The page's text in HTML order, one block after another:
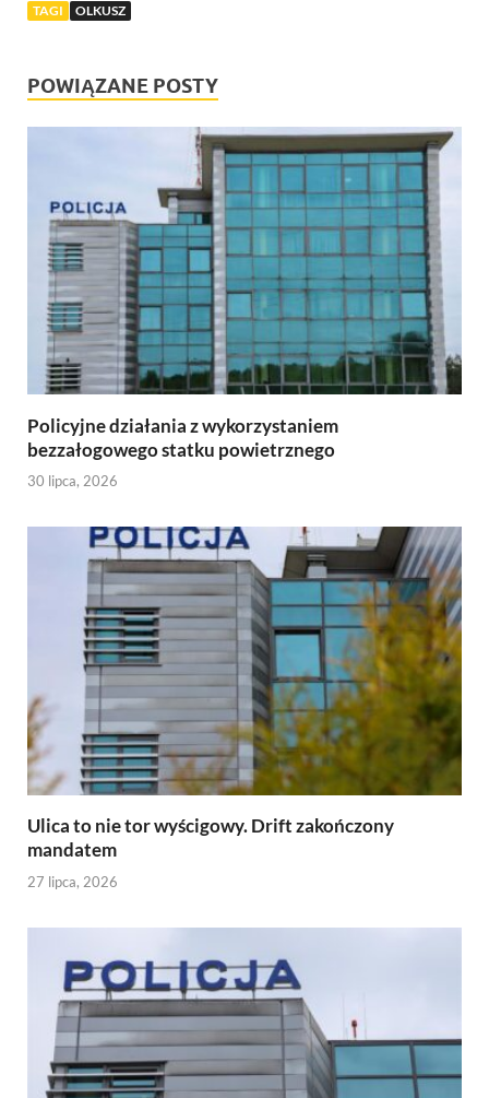
TAGI OLKUSZ
POWIĄZANE POSTY
Policyjne działania z wykorzystaniem
bezzałogowego statku powietrznego
30 lipca, 2026
Ulica to nie tor wyścigowy. Drift zakończony
mandatem
27 lipca, 2026